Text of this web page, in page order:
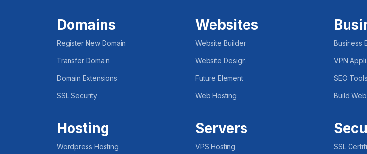
Domains
Register New Domain
Transfer Domain
Domain Extensions
SSL Security
Hosting
Wordpress Hosting
Websites
Website Builder
Website Design
Future Element
Web Hosting
Servers
VPS Hosting
Business
VPN
SEO Tools
Build
SSL